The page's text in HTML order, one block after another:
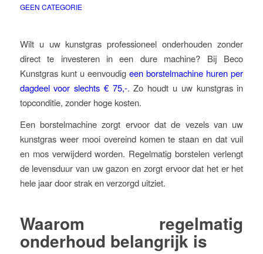
GEEN CATEGORIE
Wilt u uw kunstgras professioneel onderhouden zonder
direct te investeren in een dure machine? Bij Beco
Kunstgras kunt u eenvoudigeen borstelmachine huren per
dagdeel voor slechts € 75,-. Zo houdt u uw kunstgras in
topconditie, zonder hoge kosten.
Een borstelmachine zorgt ervoor dat de vezels van uw
kunstgras weer mooi overeind komen te staan en dat vuil
en mos verwijderd worden. Regelmatig borstelen verlengt
de levensduur van uw gazon en zorgt ervoor dat het er het
hele jaar door strak en verzorgd uitziet.
Waarom regelmatig
onderhoud belangrijk is